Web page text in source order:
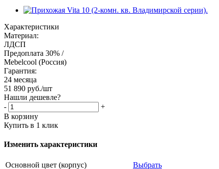
Характеристики
Материал:
ЛДСП
Предоплата 30% /
Mebelcool (Россия)
Гарантия:
24 месяца
51 890 руб./шт
Нашли дешевле?
-
+
В корзину
Купить в 1 клик
Изменить характеристики
Основной цвет (корпус) Выбрать